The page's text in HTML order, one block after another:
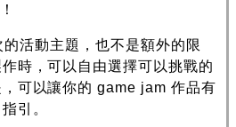
活動主題，也不是額外的限
時，可以自由選擇可以挑戰的
可以讓你的 game jam 作品有
引。